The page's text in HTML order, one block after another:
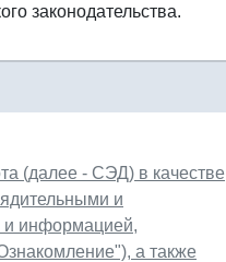
законодательства.
(далее - СЭД) в качестве
и
и информацией,
а также